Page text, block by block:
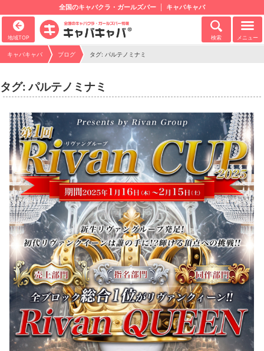
全国のキャバクラ・ガールズバー キャバキャバ
地域TOP 検索 メニュー
キャバキャバ ブログ タグ: パルテノミナミ
タグ: パルテノミナミ